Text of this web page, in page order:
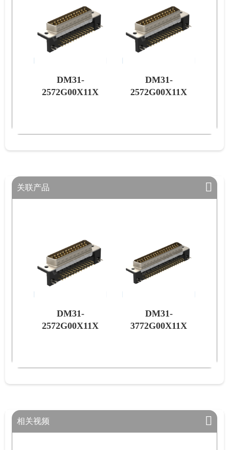
DM31-
2572G00X11X
DM31-
2572G00X11X
关联产品
DM31-
2572G00X11X
DM31-
3772G00X11X
相关视频